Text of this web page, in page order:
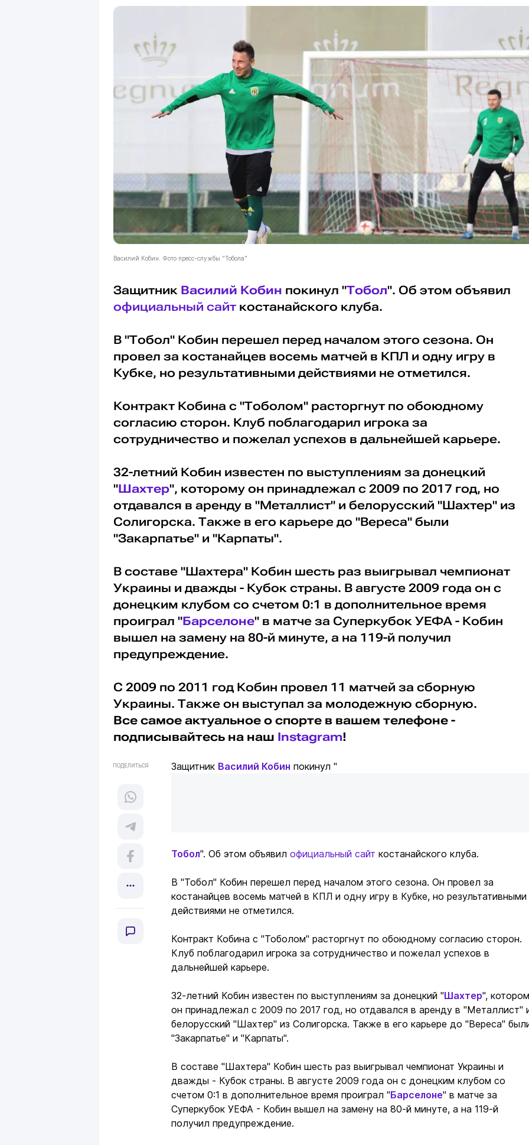
Василий Кобин. Фото пресс-службы "Тобола"
Защитник Василий Кобин покинул "Тобол". Об этом объявил
официальный сайт костанайского клуба.
В "Тобол" Кобин перешел перед началом этого сезона. Он
провел за костанайцев восемь матчей в КПЛ и одну игру в
Кубке, но результативными действиями не отметился.
Контракт Кобина с "Тоболом" расторгнут по обоюдному
согласию сторон. Клуб поблагодарил игрока за
сотрудничество и пожелал успехов в дальнейшей карьере.
32-летний Кобин известен по выступлениям за донецкий
"Шахтер", которому он принадлежал с 2009 по 2017 год, но
отдавался в аренду в "Металлист" и белорусский "Шахтер" из
Солигорска. Также в его карьере до "Вереса" были
"Закарпатье" и "Карпаты".
В составе "Шахтера" Кобин шесть раз выигрывал чемпионат
Украины и дважды - Кубок страны. В августе 2009 года он с
донецким клубом со счетом 0:1 в дополнительное время
проиграл "Барселоне" в матче за Суперкубок УЕФА - Кобин
вышел на замену на 80-й минуте, а на 119-й получил
предупреждение.
С 2009 по 2011 год Кобин провел 11 матчей за сборную
Украины. Также он выступал за молодежную сборную.
Все самое актуальное о спорте в вашем телефоне -
подписывайтесь на наш Instagram!
ПОДЕЛИТЬСЯ Защитник Василий Кобин покинул "
Тобол". Об этом объявил официальный сайт костанайского клуба.
В "Тобол" Кобин перешел перед началом этого сезона. Он провел за
костанайцев восемь матчей в КПЛ и одну игру в Кубке, но результативными
действиями не отметился.
Контракт Кобина с "Тоболом" расторгнут по обоюдному согласию сторон.
Клуб поблагодарил игрока за сотрудничество и пожелал успехов в
дальнейшей карьере.
32-летний Кобин известен по выступлениям за донецкий "Шахтер",
он принадлежал с 2009 по 2017 год, но отдавался в аренду в "Металлист"
белорусский "Шахтер" из Солигорска. Также в его карьере до "Вереса"
"Закарпатье" и "Карпаты".
В составе "Шахтера" Кобин шесть раз выигрывал чемпионат Украины и
дважды - Кубок страны. В августе 2009 года он с донецким клубом со
счетом 0:1 в дополнительное время проиграл "Барселоне" в матче за
Суперкубок УЕФА - Кобин вышел на замену на 80-й минуте, а на 119-й
получил предупреждение.